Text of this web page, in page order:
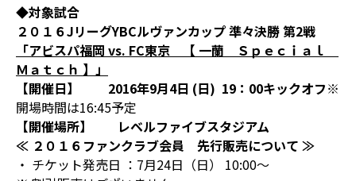
◆対象試合
２０１６JリーグYBCルヴァンカップ 準々決勝 第2戦
「アビスパ福岡 vs. FC東京 【 一蘭 Ｓｐｅｃｉａｌ
Ｍａｔｃｈ 】」
【開催日】 2016年9月4日 (日) 19：00キックオフ※
開場時間は16:45予定
【開催場所】 レベルファイブスタジアム
≪ ２０１６ ファンクラブ会員 先行販売について ≫
・ チケット発売日 ：7月24日（日） 10:00～